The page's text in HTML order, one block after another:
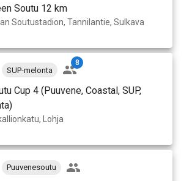
Soutu 12 km
Soutustadion, Tannilantie, Sulkava
SUP-melonta
8
Cup 4 (Puuvene, Coastal, SUP,
Lohja
Puuvenesoutu